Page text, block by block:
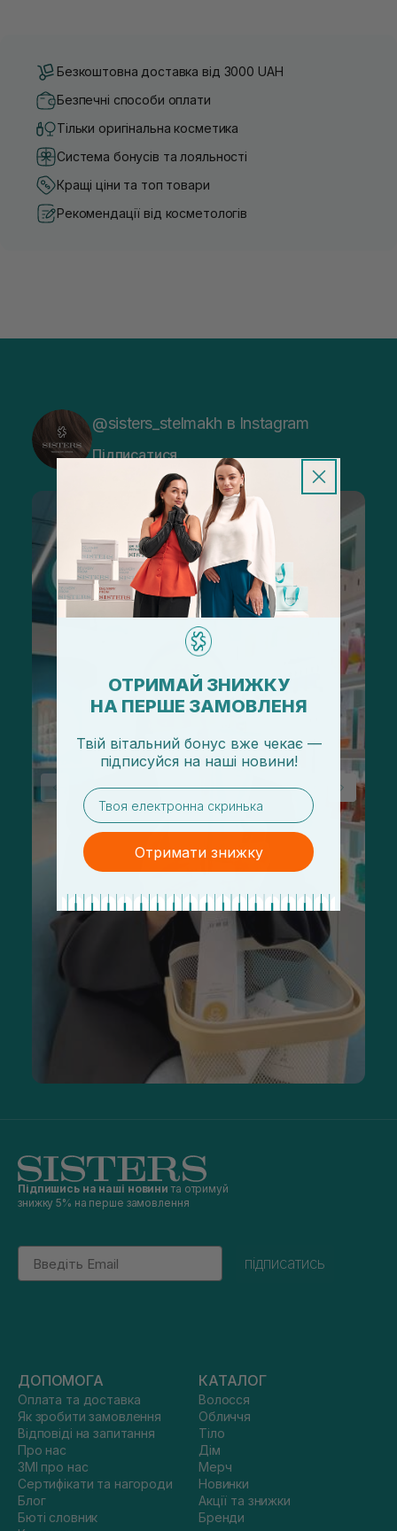
Безкоштовна доставка від 3000 UAH
Безпечні способи оплати
Тільки оригінальна косметика
Система бонусів та лояльності
Кращі ціни та топ товари
Рекомендації від косметологів
@sisters_stelmakh в Instagram
Підписатися
Підпишись на наші новини та отримуй
знижку 5% на перше замовлення
Email
підписатись
ДОПОМОГА
Оплата та доставка
Як зробити замовлення
Відповіді на запитання
Про нас
ЗМІ про нас
Сертифікати та нагороди
Блог
Бюті словник
КАТАЛОГ
Волосся
Обличчя
Тіло
Дім
Мерч
Новинки
Акції та знижки
Бренди
ОТРИМАЙ ЗНИЖКУ
НА ПЕРШЕ ЗАМОВЛЕНЯ
Твій вітальний бонус вже чекає —
підписуйся на наші новини!
email
Отримати знижку